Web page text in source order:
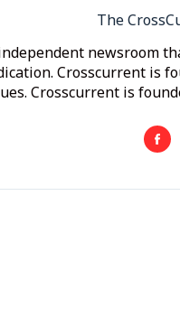
The
newsroom
Crosscurrent is
Crosscurrent is